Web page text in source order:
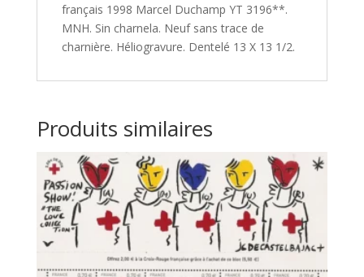
français 1998 Marcel Duchamp YT 3196**.
MNH. Sin charnela. Neuf sans trace de
charnière. Héliogravure. Dentelé 13 X 13 1/2.
Produits similaires